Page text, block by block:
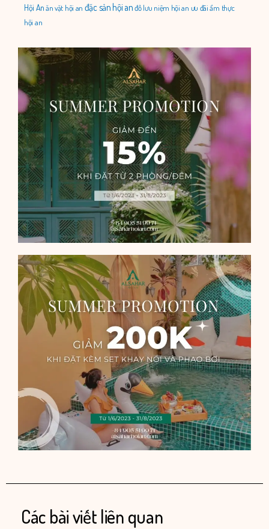
Hội Anăn vặt hội an đặc sản hội an đồ lưu niệm hội an ưu đãi ẩm thực
hội an
Các bài viết liên quan